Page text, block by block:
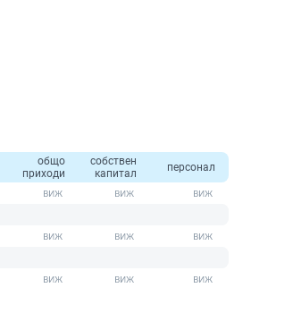
общо
приходи
собствен
капитал
персонал